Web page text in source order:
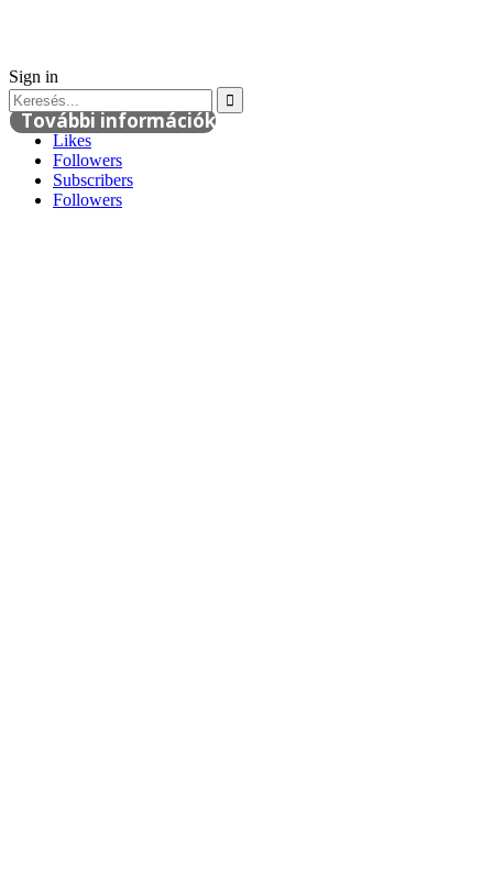
További információk
Sign in
Likes
Followers
Subscribers
Followers